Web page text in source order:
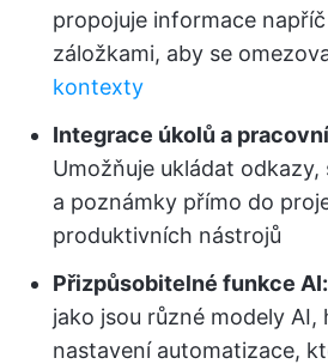
propojuje informace
záložkami, aby se
kontexty
Integrace úkolů a
Umožňuje ukládat
a poznámky přímo do
produktivních nástrojů
Přizpůsobitelné funkce AI:
jako jsou různé modely AI,
nastavení automatizace,